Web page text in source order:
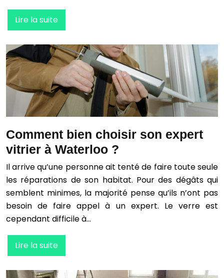
Lire la suite
Comment bien choisir son expert
vitrier à Waterloo ?
Il arrive qu’une personne ait tenté de faire toute seule
les réparations de son habitat. Pour des dégâts qui
semblent minimes, la majorité pense qu’ils n’ont pas
besoin de faire appel à un expert. Le verre est
cependant difficile à…
Lire la suite